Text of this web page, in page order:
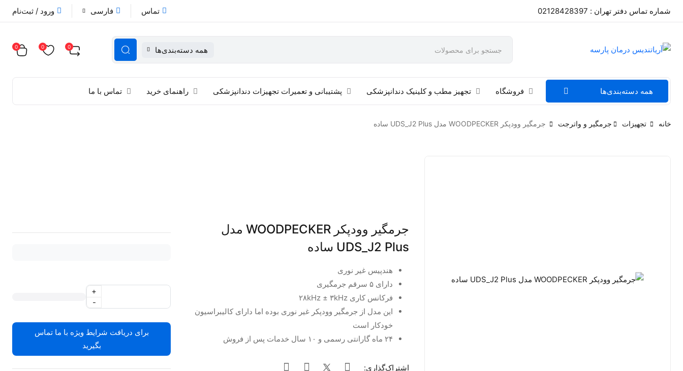
شماره تماس دفتر تهران : 02128428397 تماس فارسی ورود / ثبت‌نام
همه دسته‌بندی‌ها 0
0
0
همه دسته‌بندی‌ها فروشگاه تجهیز مطب و کلینیک دندانپزشکی پشتیبانی و تعمیرات تجهیزات دندانپزشکی راهنمای خرید تماس با ما
خانه تجهیزات جرمگیر و واترجت جرمگیر وودپکر WOODPECKER مدل UDS_J2 Plus ساده
جرمگیر وودپکر WOODPECKER مدل
UDS_J2 Plus ساده
هندپیس غیر نوری
دارای ۵ سرقم جرمگیری
فرکانس کاری ۲۸kHz ± ۳kHz
این مدل از جرمگیر وودپکر غیر نوری بوده اما دارای کالیبراسیون
خودکار است
۲۴ ماه گارانتی رسمی و ۱۰ سال خدمات پس از فروش
اشتراک‌گذاری:
-
+
برای دریافت شرایط ویژه با ما تماس
بگیرید